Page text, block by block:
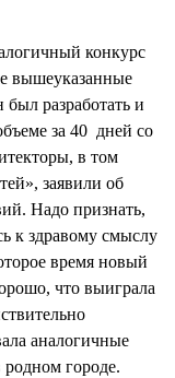
конкурс
вышеуказанные
разработать и
за 40 дней со
в том
заявили об
Надо признать,
к здравому смыслу
время новый
что выиграла
аналогичные
городе.